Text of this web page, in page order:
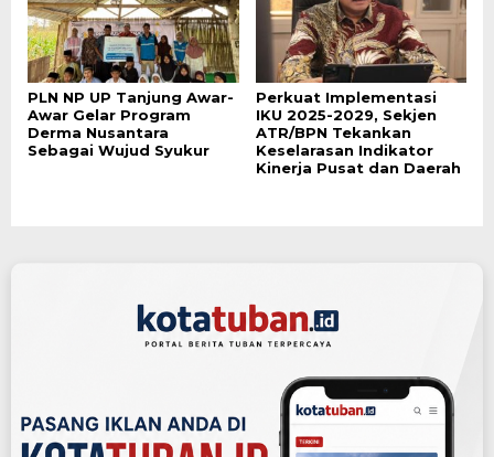
PLN NP UP Tanjung Awar-
Awar Gelar Program
Derma Nusantara
Sebagai Wujud Syukur
Perkuat Implementasi
IKU 2025-2029, Sekjen
ATR/BPN Tekankan
Keselarasan Indikator
Kinerja Pusat dan Daerah